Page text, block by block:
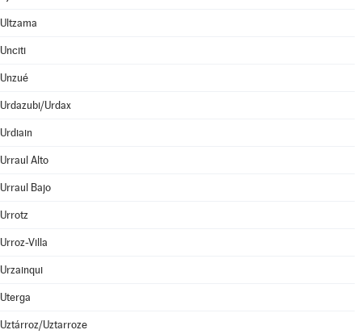
Ultzama
Unciti
Unzué
Urdazubi/Urdax
Urdiain
Urraul Alto
Urraul Bajo
Urrotz
Urroz-Villa
Urzainqui
Uterga
Uztárroz/Uztarroze